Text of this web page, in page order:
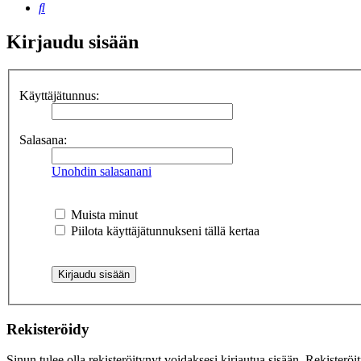
Etsi
Kirjaudu sisään
Käyttäjätunnus:
Salasana:
Unohdin salasanani
Muista minut
Piilota käyttäjätunnukseni tällä kertaa
Rekisteröidy